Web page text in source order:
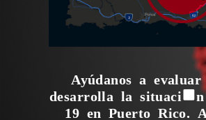
Ayúdanos a
desarrolla la
19 en Puerto Rico.